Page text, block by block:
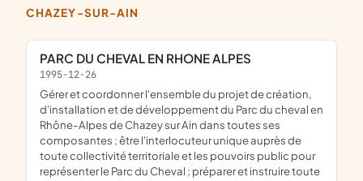
CHAZEY-SUR-AIN
PARC DU CHEVAL EN RHONE ALPES
1995-12-26
gérer et coordonner l'ensemble du projet de création,
d'installation et de développement du Parc du cheval en
Rhône-Alpes de Chazey sur Ain dans toutes ses
composantes ; être l'interlocuteur unique auprès de
toute collectivité territoriale et les pouvoirs public pour
représenter le Parc du Cheval ; préparer et instruire toute